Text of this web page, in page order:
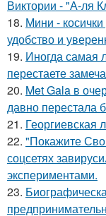
Виктории - "А-ля
18. Мини -
удобство и
19. Иногда самая
перестаете
20. Met Gala в
давно перестала
21. Георгиевская
22. "Покажите
соцсетях
экспериментами.
23.